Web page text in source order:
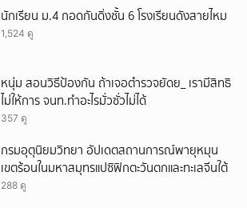
นักเรียน ม.4 กอดกันดิ่งชั้น 6 โรงเรียนดังสายไหม
1,524 ดู
หนุ่ม สอนวิธีป้องกัน ถ้าเจอตำรวจยัดย_ เรามีสิทธิ
ไม่ให้การ จนท.ทำอะไรมั่วซั่วไม่ได้
357 ดู
กรมอุตุนิยมวิทยา อัปเดตสถานการณ์พายุหมุน
เขตร้อนในมหาสมุทรแปซิฟิกตะวันตกและทะเลจีนใต้
288 ดู